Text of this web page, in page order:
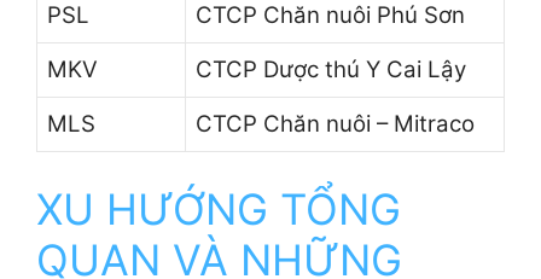
PSL
CTCP Chăn nuôi Phú Sơn
MKV
CTCP Dược thú Y Cai Lậy
MLS
CTCP Chăn nuôi – Mitraco
XU HƯỚNG TỔNG
QUAN VÀ NHỮNG